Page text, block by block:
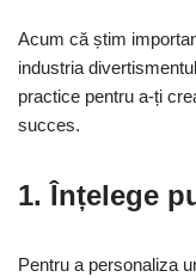
Acum că știm
industria
practice pentru a-ți
succes.
1. Înțelege
Pentru a personaliza